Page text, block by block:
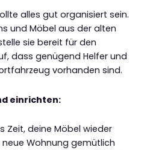
alles gut organisiert sein.
und Möbel aus der alten
sie bereit für den
dass genügend Helfer und
vorhanden sind.
einrichten:
Zeit, deine Möbel wieder
Wohnung gemütlich